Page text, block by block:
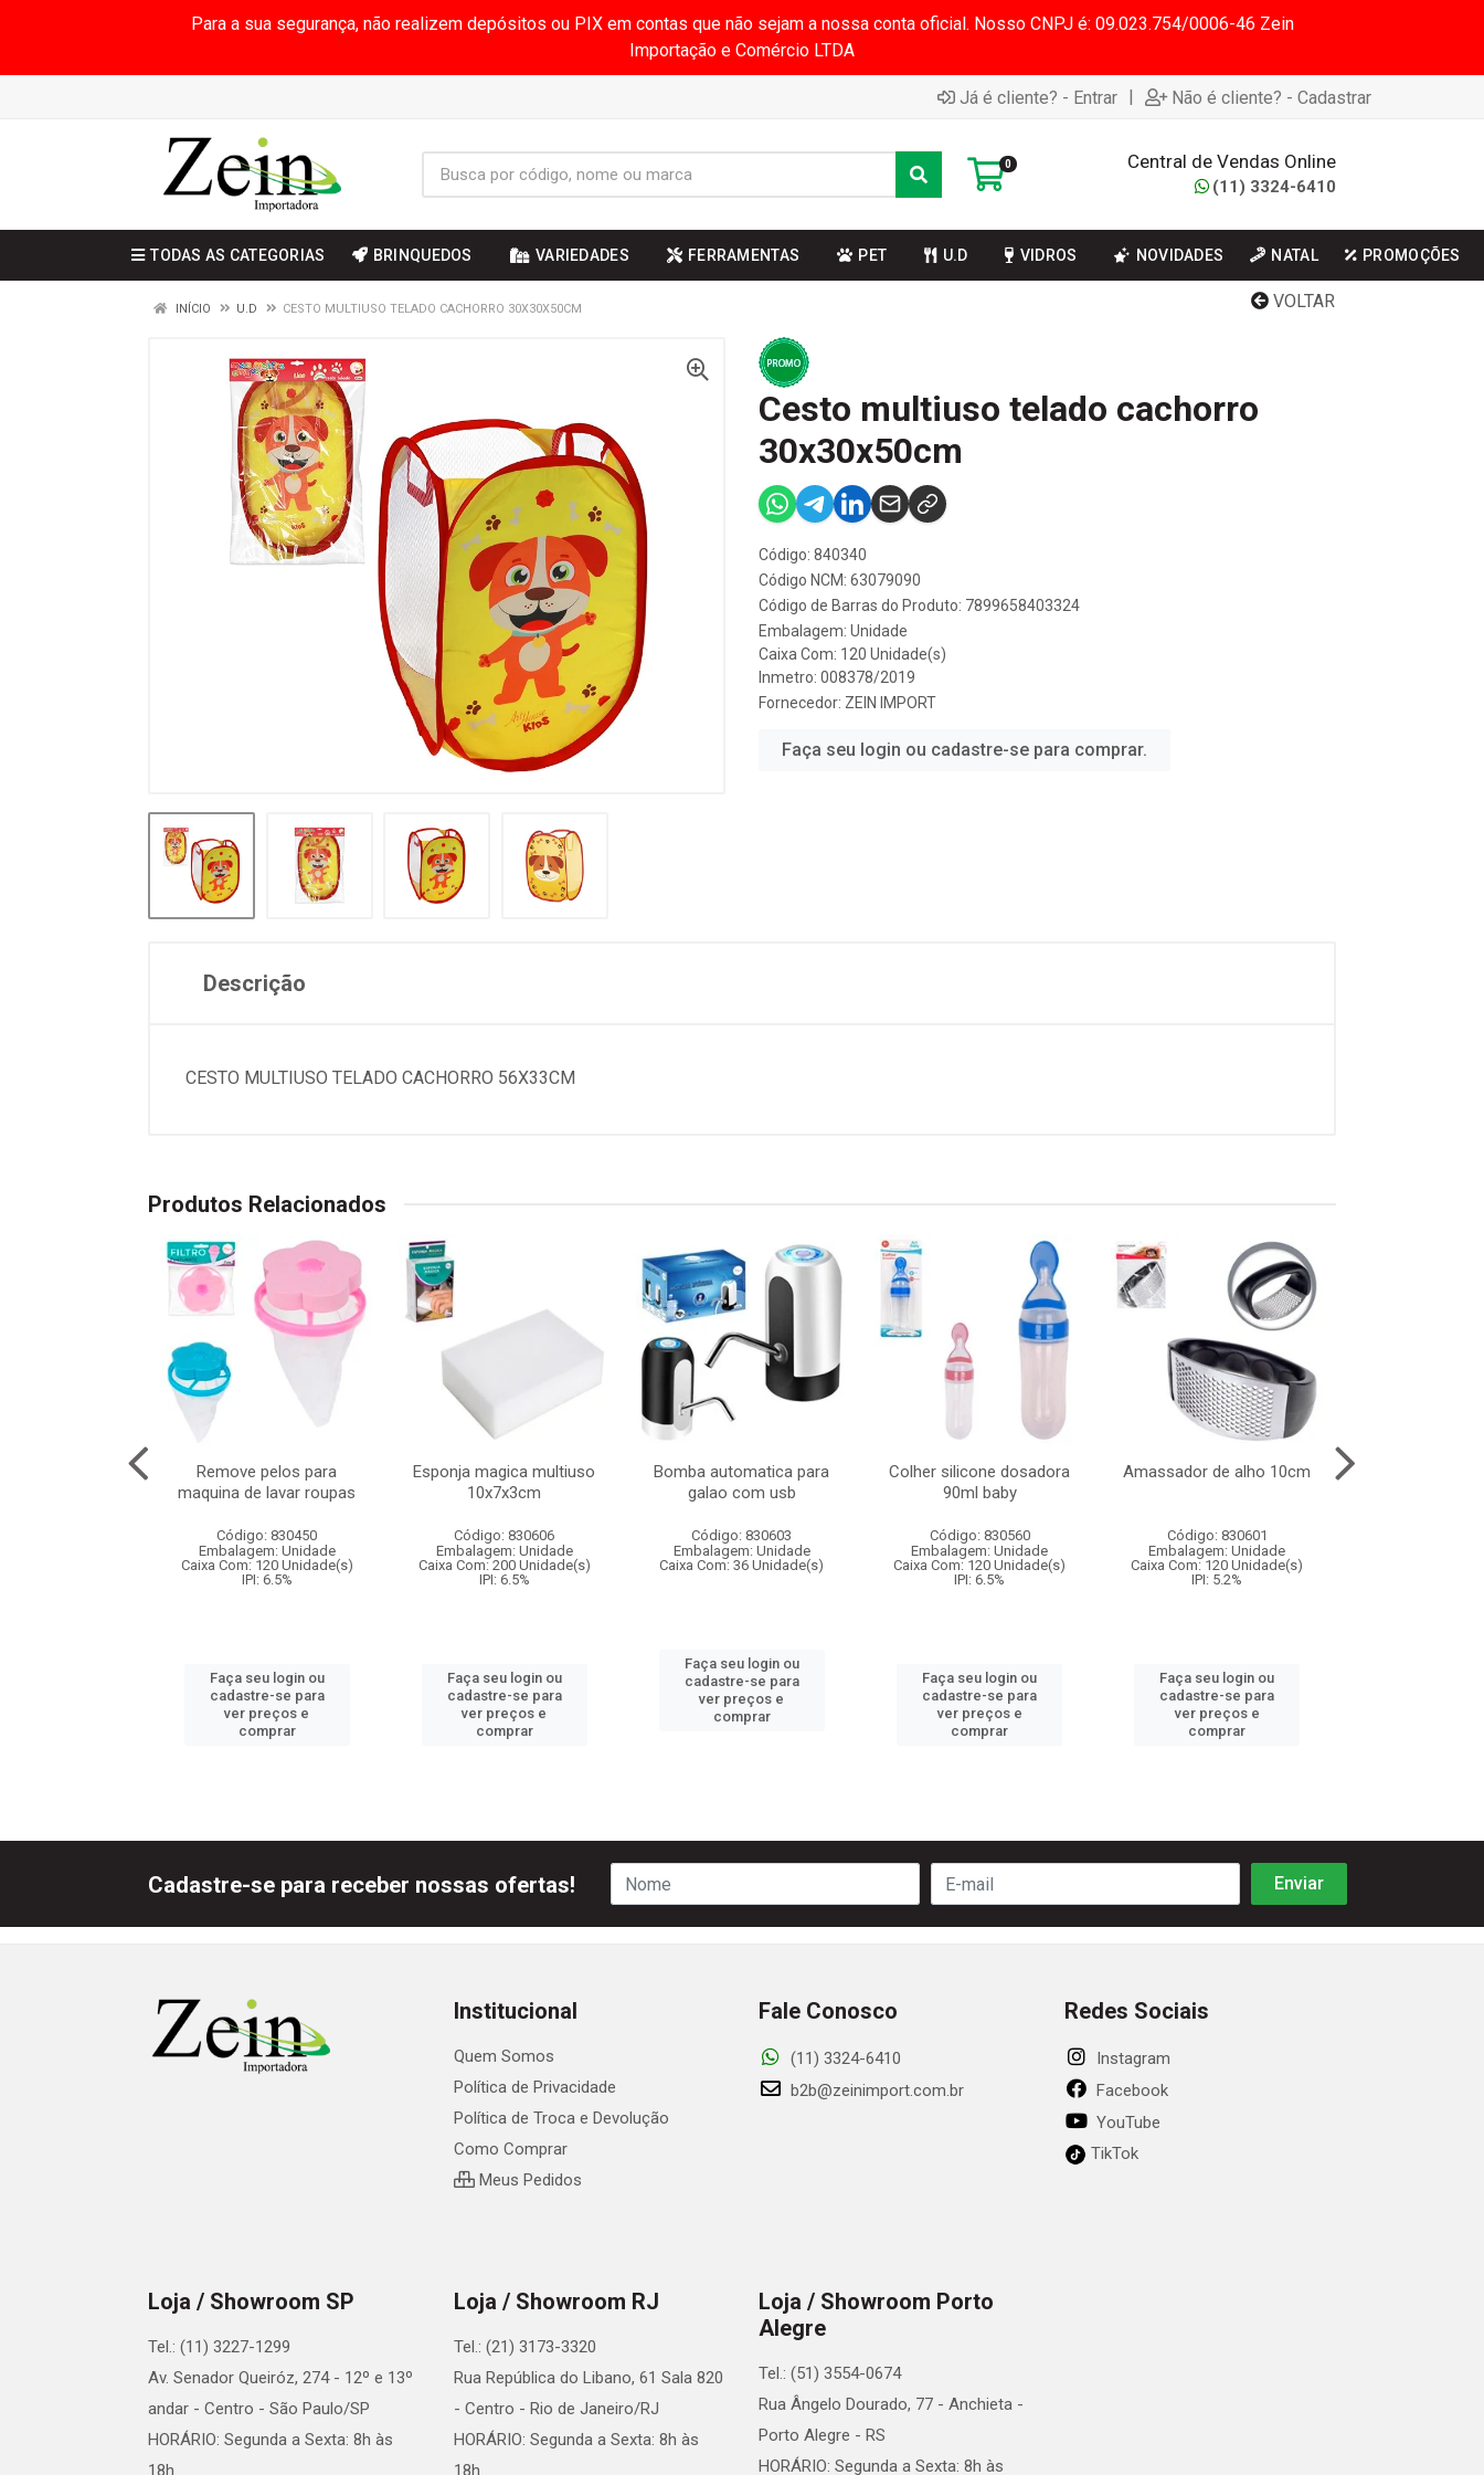
Para a sua segurança, não realizem depósitos ou PIX em contas que não sejam a nossa conta oficial. Nosso CNPJ é: 09.023.754/0006-46 Zein
Importação e Comércio LTDA
Já é cliente? - Entrar | Não é cliente? - Cadastrar
0 Central de Vendas Online
(11) 3324-6410
TODAS AS CATEGORIAS BRINQUEDOS VARIEDADES FERRAMENTAS PET U.D VIDROS NOVIDADES NATAL PROMOÇÕES
VOLTAR
INÍCIO U.D CESTO MULTIUSO TELADO CACHORRO 30X30X50CM
Cesto multiuso telado cachorro
30x30x50cm
Código: 840340
Código NCM: 63079090
Código de Barras do Produto: 7899658403324
Embalagem: Unidade
Caixa Com: 120 Unidade(s)
Inmetro: 008378/2019
Fornecedor: ZEIN IMPORT
Faça seu login ou cadastre-se para comprar.
Descrição
CESTO MULTIUSO TELADO CACHORRO 56X33CM
Produtos Relacionados
Remove pelos para
maquina de lavar roupas
Código: 830450
Embalagem: Unidade
Caixa Com: 120 Unidade(s)
IPI: 6.5%
Faça seu login ou
cadastre-se para
ver preços e
comprar
Esponja magica multiuso
10x7x3cm
Código: 830606
Embalagem: Unidade
Caixa Com: 200 Unidade(s)
IPI: 6.5%
Faça seu login ou
cadastre-se para
ver preços e
comprar
Bomba automatica para
galao com usb
Código: 830603
Embalagem: Unidade
Caixa Com: 36 Unidade(s)
Faça seu login ou
cadastre-se para
ver preços e
comprar
Colher silicone dosadora
90ml baby
Código: 830560
Embalagem: Unidade
Caixa Com: 120 Unidade(s)
IPI: 6.5%
Faça seu login ou
cadastre-se para
ver preços e
comprar
Amassador de alho 10cm
Código: 830601
Embalagem: Unidade
Caixa Com: 120 Unidade(s)
IPI: 5.2%
Faça seu login ou
cadastre-se para
ver preços e
comprar
Cadastre-se para receber nossas ofertas!
Institucional
Quem Somos
Política de Privacidade
Política de Troca e Devolução
Como Comprar
Meus Pedidos
Fale Conosco
(11) 3324-6410
b2b@zeinimport.com.br
Redes Sociais
Instagram
Facebook
YouTube
TikTok
Loja / Showroom SP
Tel.: (11) 3227-1299
Av. Senador Queiróz, 274 - 12º e 13º
andar - Centro - São Paulo/SP
HORÁRIO: Segunda a Sexta: 8h às
18h.
Loja / Showroom RJ
Tel.: (21) 3173-3320
Rua República do Libano, 61 Sala 820
- Centro - Rio de Janeiro/RJ
HORÁRIO: Segunda a Sexta: 8h às
18h.
Loja / Showroom Porto
Alegre
Tel.: (51) 3554-0674
Rua Ângelo Dourado, 77 - Anchieta -
Porto Alegre - RS
HORÁRIO: Segunda a Sexta: 8h às